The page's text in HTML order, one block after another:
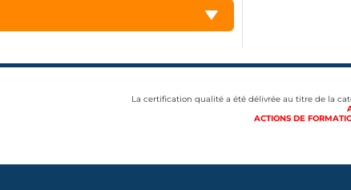
La certification qualité a été délivrée au titre de la
ACTIONS DE